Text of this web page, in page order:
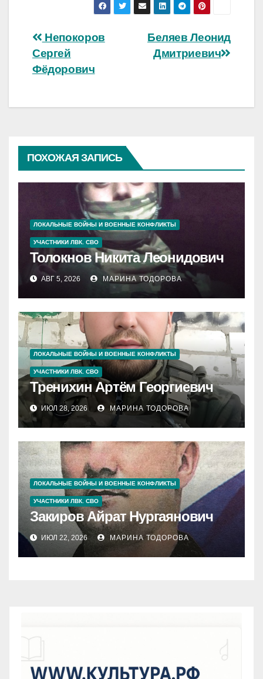
Навигация
по
Беляев Леонид
Дмитриевич
Непокоров
Сергей
Фёдорович
ПОХОЖАЯ ЗАПИСЬ
ЛОКАЛЬНЫЕ ВОЙНЫ И ВОЕННЫЕ КОНФЛИКТЫ
УЧАСТНИКИ ЛВК. СВО
Толокнов Никита Леонидович
АВГ 5, 2026 МАРИНА ТОДОРОВА
ЛОКАЛЬНЫЕ ВОЙНЫ И ВОЕННЫЕ КОНФЛИКТЫ
УЧАСТНИКИ ЛВК. СВО
Тренихин Артём Георгиевич
ИЮЛ 28, 2026 МАРИНА ТОДОРОВА
ЛОКАЛЬНЫЕ ВОЙНЫ И ВОЕННЫЕ КОНФЛИКТЫ
УЧАСТНИКИ ЛВК. СВО
Закиров Айрат Нургаянович
ИЮЛ 22, 2026 МАРИНА ТОДОРОВА